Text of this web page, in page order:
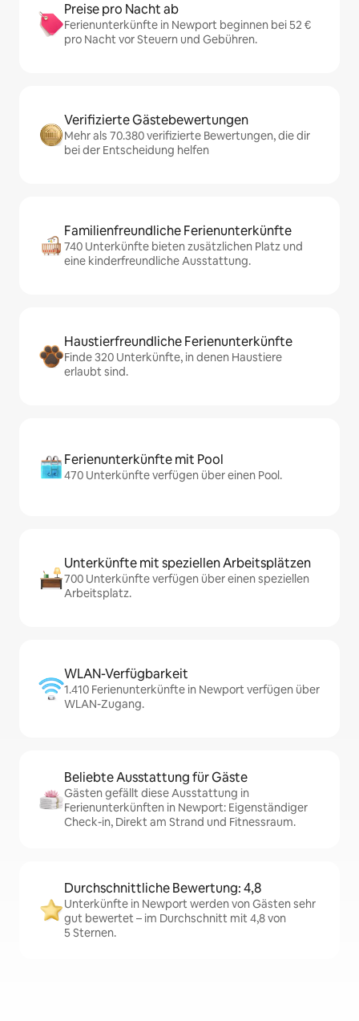
Preise pro Nacht ab
Ferienunterkünfte in Newport beginnen bei 52 €
pro Nacht vor Steuern und Gebühren.
Verifizierte Gästebewertungen
Mehr als 70.380 verifizierte Bewertungen, die dir
bei der Entscheidung helfen
Familienfreundliche Ferienunterkünfte
740 Unterkünfte bieten zusätzlichen Platz und
eine kinderfreundliche Ausstattung.
Haustierfreundliche Ferienunterkünfte
Finde 320 Unterkünfte, in denen Haustiere
erlaubt sind.
Ferienunterkünfte mit Pool
470 Unterkünfte verfügen über einen Pool.
Unterkünfte mit speziellen Arbeitsplätzen
700 Unterkünfte verfügen über einen speziellen
Arbeitsplatz.
WLAN-Verfügbarkeit
1.410 Ferienunterkünfte in Newport verfügen über
WLAN-Zugang.
Beliebte Ausstattung für Gäste
Gästen gefällt diese Ausstattung in
Ferienunterkünften in Newport: Eigenständiger
Check-in, Direkt am Strand und Fitnessraum.
Durchschnittliche Bewertung: 4,8
Unterkünfte in Newport werden von Gästen sehr
gut bewertet – im Durchschnitt mit 4,8 von
5 Sternen.